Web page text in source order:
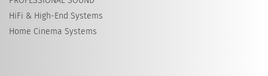
HiFi & High-End Systems
Home Cinema Systems